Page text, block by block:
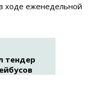
ходе еженедельной
тендер